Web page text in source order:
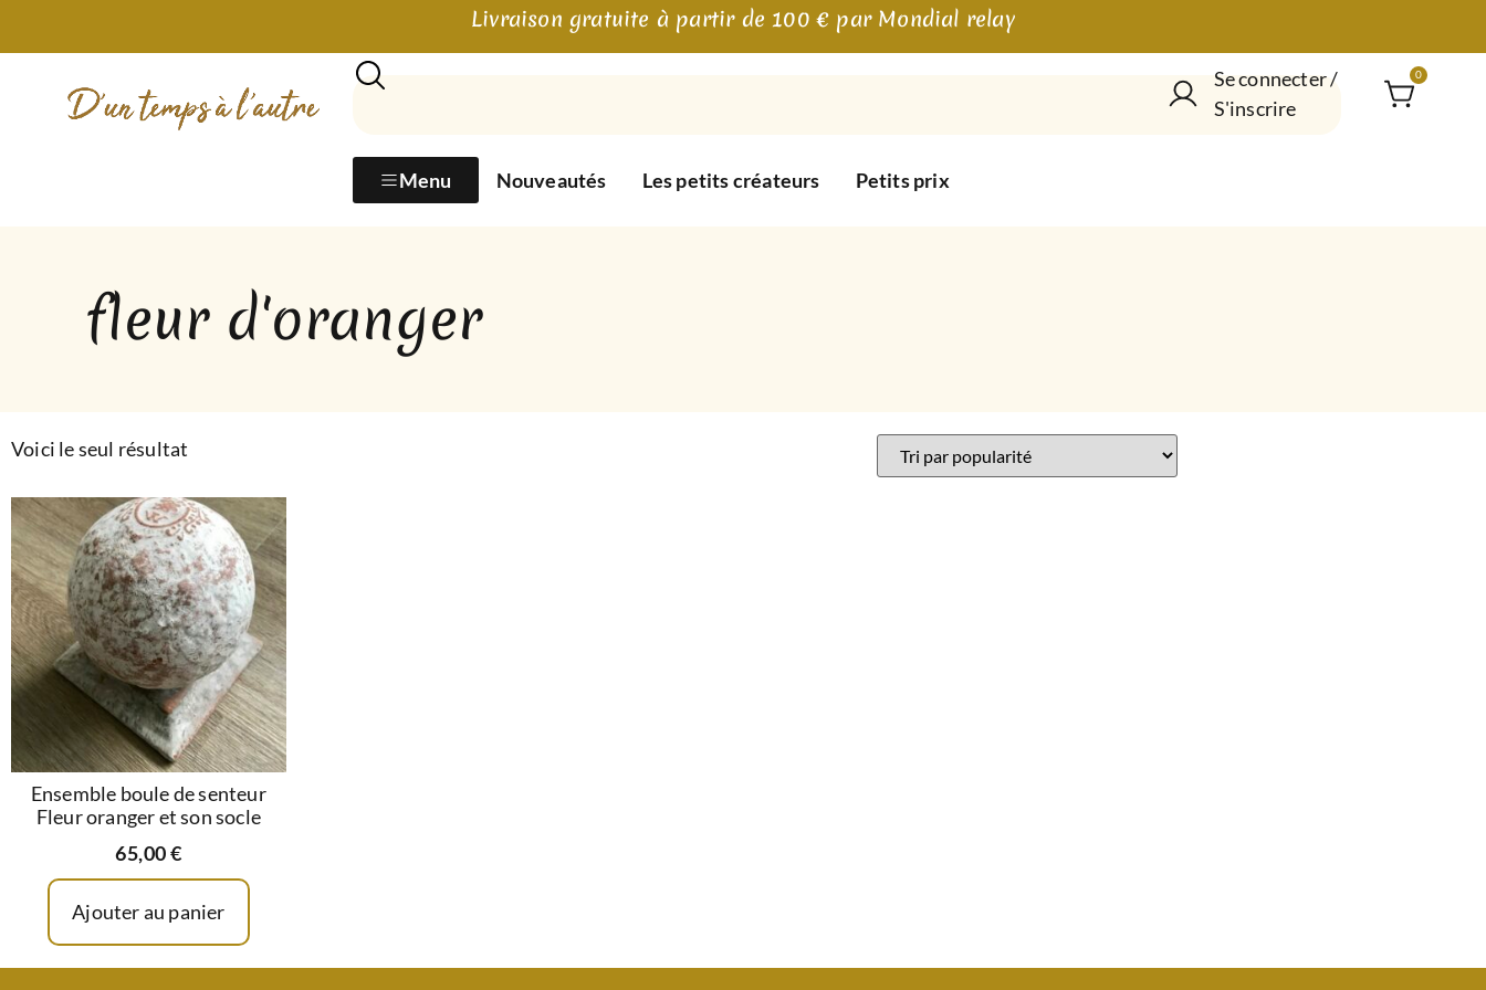
Livraison gratuite à partir de 100 € par Mondial relay
Menu Nouveautés Les petits créateurs Petits prix
Se connecter /
S'inscrire
0
fleur d'oranger
Voici le seul résultat
Ensemble boule de senteur
Fleur oranger et son socle
65,00€
Ajouter au panier